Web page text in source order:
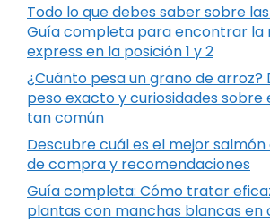
Todo lo que debes saber sobre
Guía completa para encontrar la
express en la posición 1 y 2
¿Cuánto pesa un grano de arroz?
peso exacto y curiosidades
tan común
Descubre cuál es el mejor
de compra y recomendaciones
Guía completa: Cómo tratar
plantas con manchas blancas en